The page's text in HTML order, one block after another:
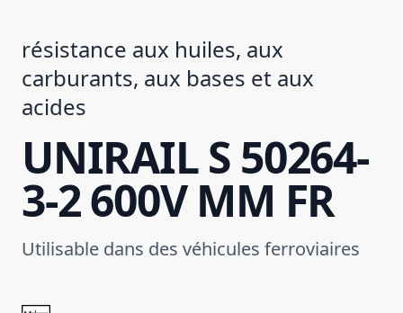
résistance aux huiles, aux
carburants, aux bases et aux
acides
UNIRAIL S 50264-
3-2 600V MM FR
Utilisable dans des véhicules ferroviaires